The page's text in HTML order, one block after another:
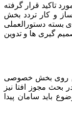
تاکید قرار گرفته
و کار تردد بخش
دستورالعملی
گیری ها و تدوین
پیش روی بخش خصوصی
بحث مجوز افتا نیز
باید سامان پیدا